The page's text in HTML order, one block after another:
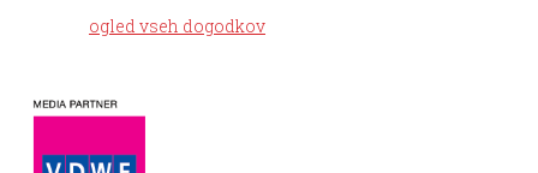
ogled vseh dogodkov